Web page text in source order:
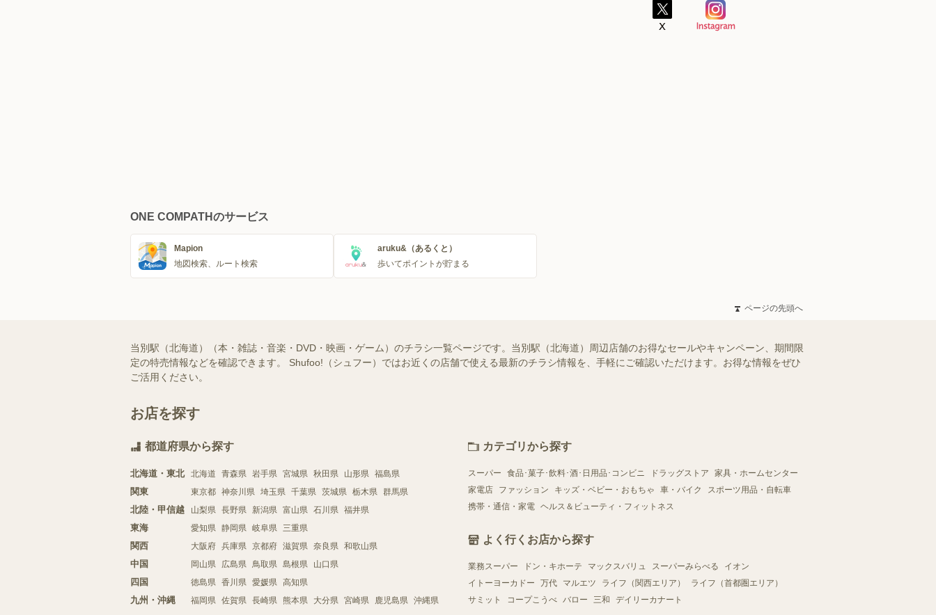
ONE COMPATHのサービス
Mapion
地図検索、ルート検索
aruku&（あるくと）
歩いてポイントが貯まる
ページの先頭へ
当別駅（北海道）（本・雑誌・音楽・DVD・映画・ゲーム）のチラシ一覧ページです。当別駅（北海道）周辺店舗のお得なセールやキャンペーン、期間限
定の特売情報などを確認できます。 Shufoo!（シュフー）ではお近くの店舗で使える最新のチラシ情報を、手軽にご確認いただけます。お得な情報をぜひ
ご活用ください。
お店を探す
都道府県から探す
北海道・東北 北海道 青森県 岩手県 宮城県 秋田県 山形県 福島県
関東 東京都 神奈川県 埼玉県 千葉県 茨城県 栃木県 群馬県
北陸・甲信越 山梨県 長野県 新潟県 富山県 石川県 福井県
東海 愛知県 静岡県 岐阜県 三重県
関西 大阪府 兵庫県 京都府 滋賀県 奈良県 和歌山県
中国 岡山県 広島県 鳥取県 島根県 山口県
四国 徳島県 香川県 愛媛県 高知県
九州・沖縄 福岡県 佐賀県 長崎県 熊本県 大分県 宮崎県 鹿児島県 沖縄県
カテゴリから探す
スーパー 食品･菓子･飲料･酒･日用品･コンビニ ドラッグストア
家具・ホームセンター
家電店
ファッション キッズ・ベビー・おもちゃ 車・バイク
スポーツ用品・自転車
携帯・通信・家電 ヘルス＆ビューティ・フィットネス
よく行くお店から探す
業務スーパー ドン・キホーテ マックスバリュ スーパーみらべる
イオン
イトーヨーカドー
万代 マルエツ ライフ（関西エリア）
ライフ（首都圏エリア）
サミット
コープこうべ バロー 三和 デイリーカナート